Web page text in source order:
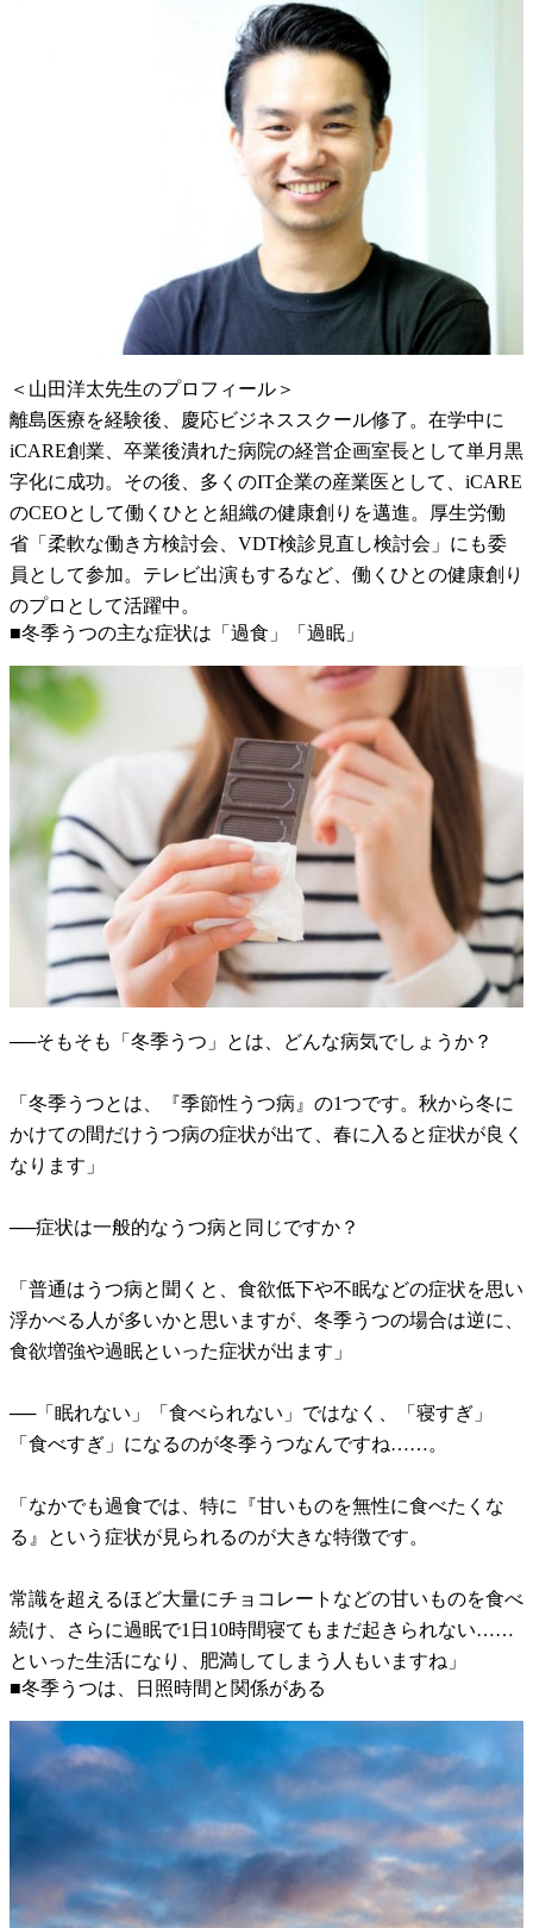
＜山田洋太先生のプロフィール＞
離島医療を経験後、慶応ビジネススクール修了。在学中に
iCARE創業、卒業後潰れた病院の経営企画室長として単月黒
字化に成功。その後、多くのIT企業の産業医として、iCARE
のCEOとして働くひとと組織の健康創りを邁進。厚生労働
省「柔軟な働き方検討会、VDT検診見直し検討会」にも委
員として参加。テレビ出演もするなど、働くひとの健康創り
のプロとして活躍中。
■冬季うつの主な症状は「過食」「過眠」
──そもそも「冬季うつ」とは、どんな病気でしょうか？
「冬季うつとは、『季節性うつ病』の1つです。秋から冬に
かけての間だけうつ病の症状が出て、春に入ると症状が良く
なります」
──症状は一般的なうつ病と同じですか？
「普通はうつ病と聞くと、食欲低下や不眠などの症状を思い
浮かべる人が多いかと思いますが、冬季うつの場合は逆に、
食欲増強や過眠といった症状が出ます」
──「眠れない」「食べられない」ではなく、「寝すぎ」
「食べすぎ」になるのが冬季うつなんですね……。
「なかでも過食では、特に『甘いものを無性に食べたくな
る』という症状が見られるのが大きな特徴です。
常識を超えるほど大量にチョコレートなどの甘いものを食べ
続け、さらに過眠で1日10時間寝てもまだ起きられない……
といった生活になり、肥満してしまう人もいますね」
■冬季うつは、日照時間と関係がある